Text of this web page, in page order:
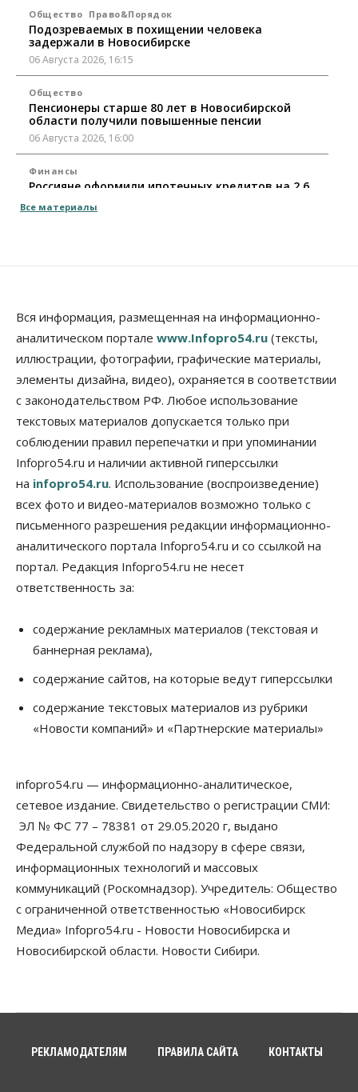
Общество Право&Порядок
Подозреваемых в похищении человека
задержали в Новосибирске
06 Августа 2026, 16:15
Общество
Пенсионеры старше 80 лет в Новосибирской
области получили повышенные пенсии
06 Августа 2026, 16:00
Финансы
Россияне оформили ипотечных кредитов на 2,6
06 Августа 2026, 15:53
Бизнес Власть Общество
Правительство России продлило разрешение на
выпуск бензина «Евро-3»
06 Августа 2026, 14:00
Общество
«За тех, у кого от 270 баллов,
настоящая борьба»: вузы настойчиво
обзванивают новосибирских высокобалльников
перед зачислением
06 Августа 2026, 13:00
Власть
Режим ЧС ввели в Омской области из-за засухи
06 Августа 2026, 12:15
Власть Общество
Новосибирск готовится к визиту Владимира
Бизнес Недвижимость
отказов в регистрации недвижимости в НСО
Телекоммуникации
06 Августа 2026, 11:35
Бизнес Право&Порядок ПроБизнес
Злоумышленники опять атакуют
новосибирские компании через электронную
почту
06 Августа 2026, 11:00
Медики готовятся к второму пику активности
клещей в Новосибирской области
06 Августа 2026, 10:00
в Новосибирске может снова подорожать
Бизнес Недвижимость
Все материалы
Вся информация, размещенная на информационно-
аналитическом портале www.Infopro54.ru (тексты,
иллюстрации, фотографии, графические материалы,
элементы дизайна, видео), охраняется в соответствии
с законодательством РФ. Любое использование
текстовых материалов допускается только при
соблюдении правил перепечатки и при упоминании
Infopro54.ru и наличии активной гиперссылки
на infopro54.ru. Использование (воспроизведение)
всех фото и видео-материалов возможно только с
письменного разрешения редакции информационно-
аналитического портала Infopro54.ru и со ссылкой на
портал. Редакция Infopro54.ru не несет
ответственность за:
содержание рекламных материалов (текстовая и
баннерная реклама),
содержание сайтов, на которые ведут гиперссылки
содержание текстовых материалов из рубрики
«Новости компаний» и «Партнерские материалы»
infopro54.ru — информационно-аналитическое,
сетевое издание. Свидетельство о регистрации СМИ:
ЭЛ № ФС 77 – 78381 от 29.05.2020 г, выдано
Федеральной службой по надзору в сфере связи,
информационных технологий и массовых
коммуникаций (Роскомнадзор). Учредитель: Общество
с ограниченной ответственностью «Новосибирск
Медиа» Infopro54.ru - Новости Новосибирска и
Новосибирской области. Новости Сибири.
РЕКЛАМОДАТЕЛЯМ ПРАВИЛА САЙТА КОНТАКТЫ